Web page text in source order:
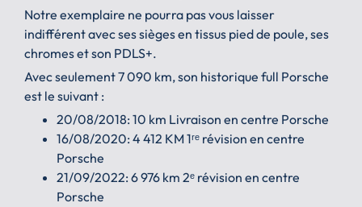
Notre exemplaire ne pourra pas vous laisser
indifférent avec ses sièges en tissus pied de poule, ses
chromes et son PDLS+.
Avec seulement 7 090 km, son historique full Porsche
est le suivant :
20/08/2018: 10 km Livraison en centre Porsche
16/08/2020: 4 412 KM 1ʳᵉ révision en centre
Porsche
21/09/2022: 6 976 km 2ᵉ révision en centre
Porsche